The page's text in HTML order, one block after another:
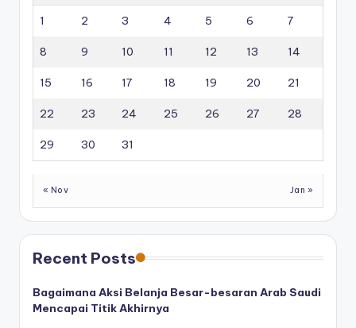
1 2 3 4 5 6 7
8 9 10 11 12 13 14
15 16 17 18 19 20 21
22 23 24 25 26 27 28
29 30 31
« Nov Jan »
Recent Posts
Bagaimana Aksi Belanja Besar-besaran Arab Saudi
Mencapai Titik Akhirnya